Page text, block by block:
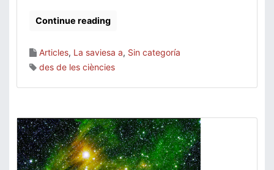
Continue reading
Articles, La saviesa a, Sin categoría
des de les ciències